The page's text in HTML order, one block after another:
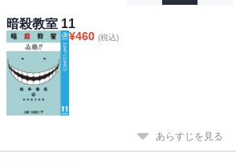
暗殺教室 11
¥460 (税込)
あらすじを見る